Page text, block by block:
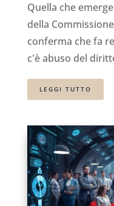
Quella che
della
conferma che fa
c'è abuso del
LEGGI TUTTO